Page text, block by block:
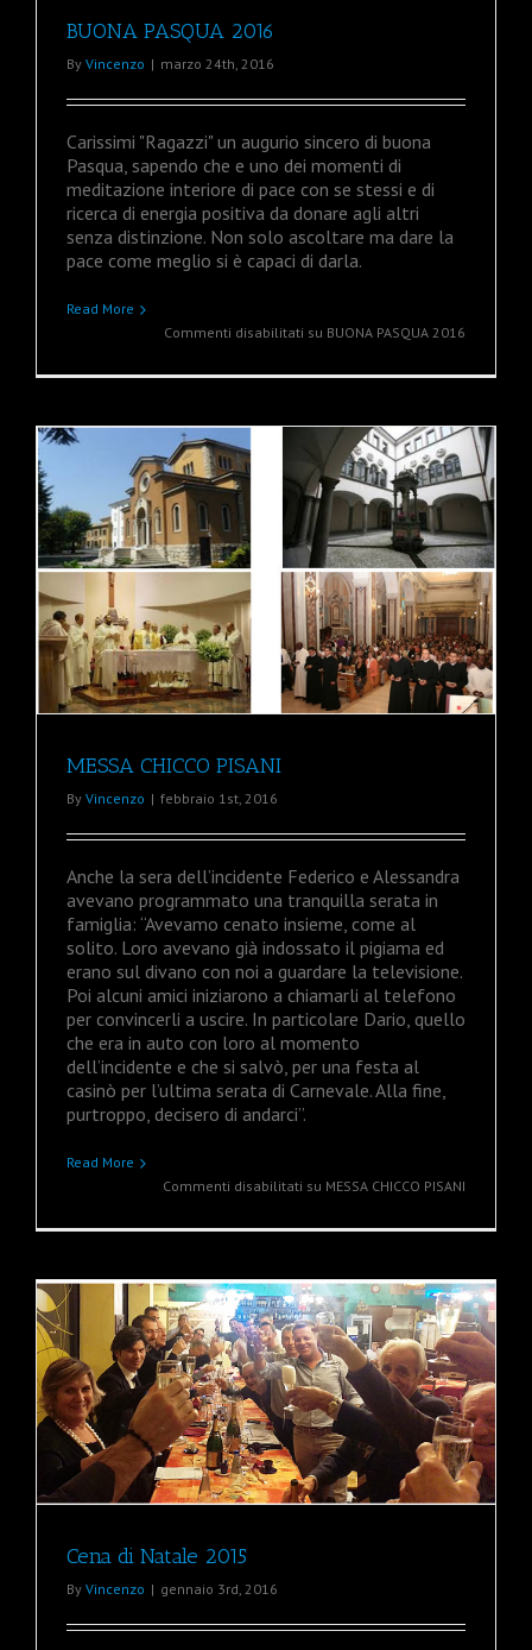
BUONA PASQUA 2016
By Vincenzo | marzo 24th, 2016
Carissimi "Ragazzi" un augurio sincero di buona
Pasqua, sapendo che e uno dei momenti di
meditazione interiore di pace con se stessi e di
ricerca di energia positiva da donare agli altri
senza distinzione. Non solo ascoltare ma dare la
pace come meglio si è capaci di darla.
Read More
Commenti disabilitati su BUONA PASQUA 2016
MESSA CHICCO PISANI
By Vincenzo | febbraio 1st, 2016
Anche la sera dell’incidente Federico e Alessandra
avevano programmato una tranquilla serata in
famiglia: “Avevamo cenato insieme, come al
solito. Loro avevano già indossato il pigiama ed
erano sul divano con noi a guardare la televisione.
Poi alcuni amici iniziarono a chiamarli al telefono
per convincerli a uscire. In particolare Dario, quello
che era in auto con loro al momento
dell’incidente e che si salvò, per una festa al
casinò per l’ultima serata di Carnevale. Alla fine,
purtroppo, decisero di andarci”.
Read More
Commenti disabilitati su MESSA CHICCO PISANI
Cena di Natale 2015
By Vincenzo | gennaio 3rd, 2016